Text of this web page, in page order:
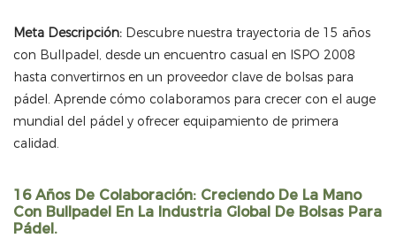
Meta Descripción: Descubre nuestra trayectoria de 15 años
con Bullpadel, desde un encuentro casual en ISPO 2008
hasta convertirnos en un proveedor clave de bolsas para
pádel. Aprende cómo colaboramos para crecer con el auge
mundial del pádel y ofrecer equipamiento de primera
calidad.
16 Años De Colaboración: Creciendo De La Mano
Con Bullpadel En La Industria Global De Bolsas Para
Pádel.